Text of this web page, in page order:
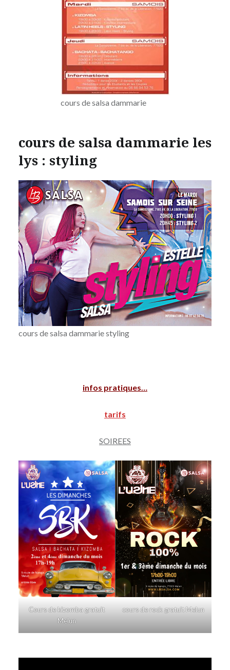
cours de salsa dammarie
cours de salsa dammarie les
lys : styling
cours de salsa dammarie styling
infos pratiques…
tarifs
SOIREES
Cours de kizomba gratuit
Melun
cours de rock gratuit Melun